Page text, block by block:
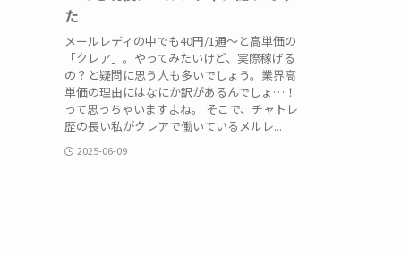
た
メールレディの中でも40円/1通〜と高単価の
「クレア」。やってみたいけど、実際稼げる
の？と疑問に思う人も多いでしょう。業界高
単価の理由にはなにか訳があるんでしょ…！
って思っちゃいますよね。 そこで、チャトレ
歴の長い私がクレアで働いているメルレ...
2025-06-09